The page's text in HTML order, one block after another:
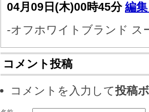
04月09日(木)00時45分編
-オフホワイトブランド ス
コメント投稿
コメントを入力して投稿